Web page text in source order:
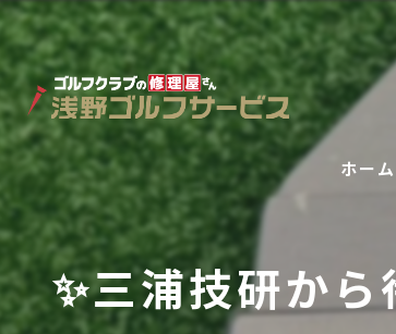
ホーム
✨三浦技研か